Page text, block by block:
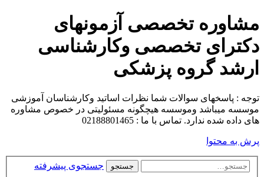
مشاوره تخصصی آزمونهای
دکترای تخصصی وکارشناسی
ارشد گروه پزشکی
توجه : پاسخهای سوالات شما نظرات اساتید وکارشناسان آموزشی
موسسه میباشد وموسسه هیچگونه مسئولیتی در خصوص مشاوره
های داده شده ندارد. تماس با ما : 02188801465
پرش به محتوا
جستجو جستجوی پیشرفته